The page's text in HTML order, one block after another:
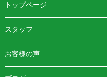
トップページ
スタッフ
お客様の声